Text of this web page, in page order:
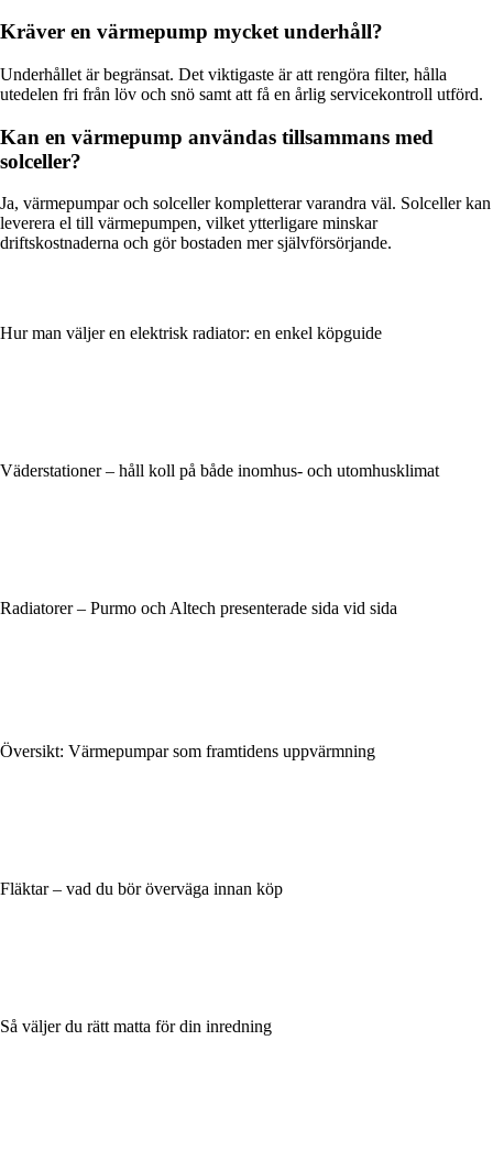
Kräver en värmepump mycket underhåll?
Underhållet är begränsat. Det viktigaste är att rengöra filter, hålla
utedelen fri från löv och snö samt att få en årlig servicekontroll utförd.
Kan en värmepump användas tillsammans med
solceller?
Ja, värmepumpar och solceller kompletterar varandra väl. Solceller kan
leverera el till värmepumpen, vilket ytterligare minskar
driftskostnaderna och gör bostaden mer självförsörjande.
Hur man väljer en elektrisk radiator: en enkel köpguide
Väderstationer – håll koll på både inomhus- och utomhusklimat
Radiatorer – Purmo och Altech presenterade sida vid sida
Översikt: Värmepumpar som framtidens uppvärmning
Fläktar – vad du bör överväga innan köp
Så väljer du rätt matta för din inredning